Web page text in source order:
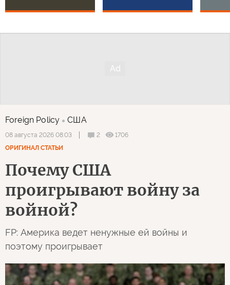
Foreign Policy США
08 августа 2026 08:03 2
1706
ОРИГИНАЛ СТАТЬИ
Почему США
проигрывают войну за
войной?
FP: Америка ведет ненужные ей войны и
поэтому проигрывает